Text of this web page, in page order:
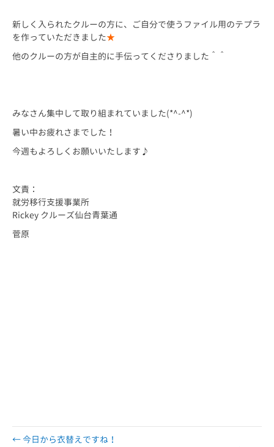
新しく入られたクルーの方に、ご自分で使うファイル用のテプラ
を作っていただきました★
他のクルーの方が自主的に手伝ってくださりました＾＾
みなさん集中して取り組まれていました(*^-^*)
暑い中お疲れさまでした！
今週もよろしくお願いいたします♪
文責：
就労移行支援事業所
Rickey クルーズ仙台青葉通
菅原
← 今日から衣替えですね！